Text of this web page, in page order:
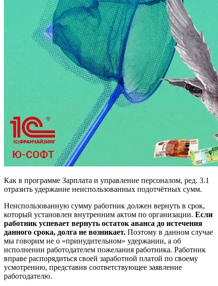
Как в программе Зарплата и управление персоналом, ред. 3.1
отразить удержание неиспользованных подотчётных сумм.
Неиспользованную сумму работник должен вернуть в срок,
который установлен внутренним актом по организации. Если
работник успевает вернуть остаток аванса до истечения
данного срока, долга не возникает. Поэтому в данном случае
мы говорим не о «принудительном» удержании, а об
исполнении работодателем пожелания работника. Работник
вправе распорядиться своей заработной платой по своему
усмотрению, представив соответствующее заявление
работодателю.